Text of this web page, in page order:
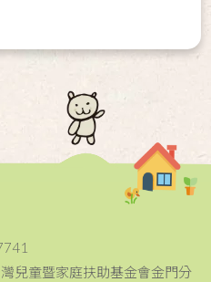
兒童暨家庭扶助基金會金門分